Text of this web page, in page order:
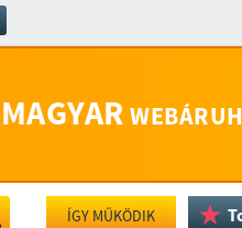
MAGYAR
ÍGY MŰKÖDIK